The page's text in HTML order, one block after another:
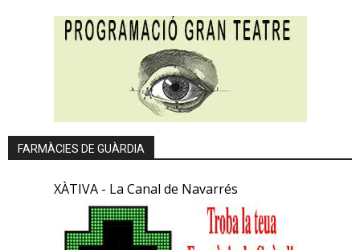
FARMÀCIES DE GUÀRDIA
XÀTIVA - La Canal de Navarrés